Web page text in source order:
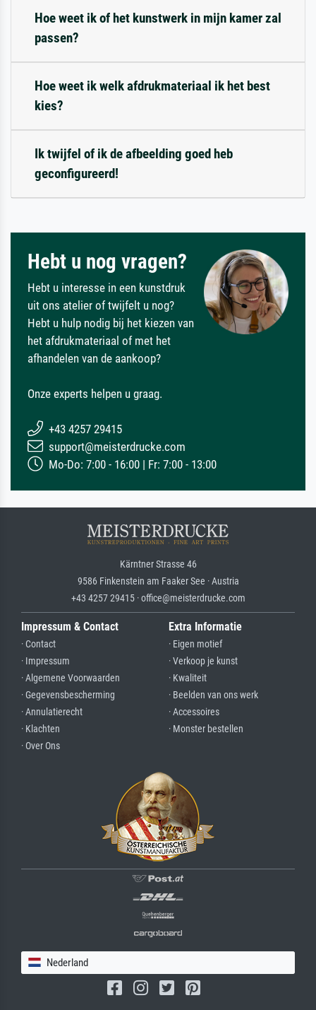
Hoe weet ik of het kunstwerk in mijn kamer zal
passen?
Hoe weet ik welk afdrukmateriaal ik het best
kies?
Ik twijfel of ik de afbeelding goed heb
geconfigureerd!
Hebt u nog vragen?
Hebt u interesse in een kunstdruk
uit ons atelier of twijfelt u nog?
Hebt u hulp nodig bij het kiezen van
het afdrukmateriaal of met het
afhandelen van de aankoop?
Onze experts helpen u graag.
+43 4257 29415
support@meisterdrucke.com
Mo-Do: 7:00 - 16:00 | Fr: 7:00 - 13:00
Kärntner Strasse 46
9586 Finkenstein am Faaker See · Austria
+43 4257 29415 · office@meisterdrucke.com
Impressum & Contact
· Contact
· Impressum
· Algemene Voorwaarden
· Gegevensbescherming
· Annulatierecht
· Klachten
· Over Ons
Extra Informatie
· Eigen motief
· Verkoop je kunst
· Kwaliteit
· Beelden van ons werk
· Accessoires
· Monster bestellen
Nederland